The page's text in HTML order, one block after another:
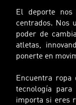
El deporte nos
centrados. Nos
poder de
atletas,
ponerte en
Encuentra ropa
tecnología
importa si eres